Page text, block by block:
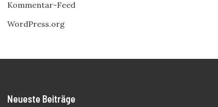
Kommentar-Feed
WordPress.org
Neueste Beiträge